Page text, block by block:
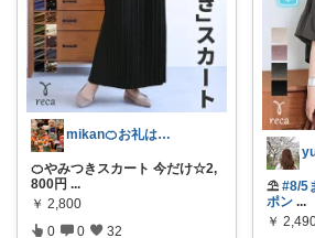
mikan🍊お礼はプロフ🍊
🍊やみつきスカート 今だけ☆2,
800円 ...
￥ 2,800
0 0 32
⛱ #8/5
ポン ...
￥